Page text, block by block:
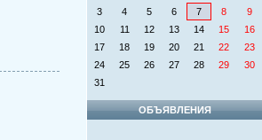
3
4 5 6 7 8
9
10
11 12 13 14 15
16
17
18 19 20 21 22
23
24
25 26 27 28 29
30
31
ОБЪЯВЛЕНИЯ